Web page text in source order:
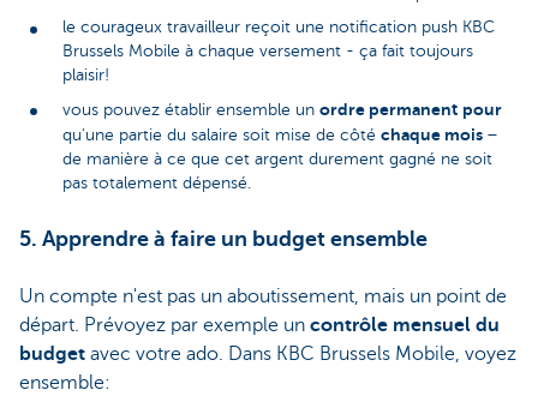
le courageux travailleur reçoit une notification push KBC
Brussels Mobile à chaque versement - ça fait toujours
plaisir!
vous pouvez établir ensemble un ordre permanent pour
qu'une partie du salaire soit mise de côté chaque mois –
de manière à ce que cet argent durement gagné ne soit
pas totalement dépensé.
5. Apprendre à faire un budget ensemble
Un compte n'est pas un aboutissement, mais un point de
départ. Prévoyez par exemple un contrôle mensuel du
budget avec votre ado. Dans KBC Brussels Mobile, voyez
ensemble: